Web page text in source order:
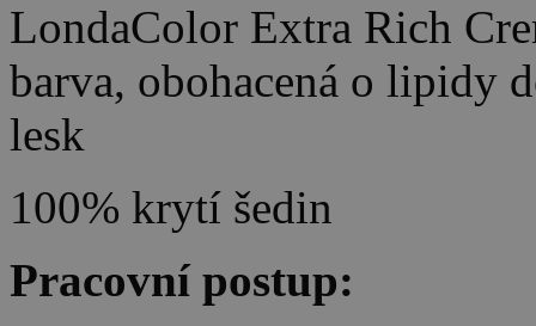
LondaColor Extra Rich
barva, obohacená o lipidy
lesk
100% krytí šedin
Pracovní postup: